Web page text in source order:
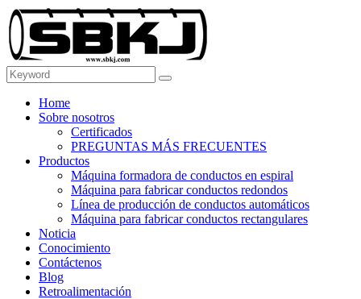
Home
Sobre nosotros
Certificados
PREGUNTAS MÁS FRECUENTES
Productos
Máquina formadora de conductos en espiral
Máquina para fabricar conductos redondos
Línea de producción de conductos automáticos
Máquina para fabricar conductos rectangulares
Noticia
Conocimiento
Contáctenos
Blog
Retroalimentación